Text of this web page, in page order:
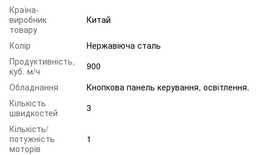
Країна-
виробник
товару
Китай
Колір
Нержавіюча сталь
Продуктивність,
куб. м/ч
900
Обладнання
Кнопкова панель керування, освітлення.
Кількість
швидкостей
3
Кількість/
потужність
моторів
1